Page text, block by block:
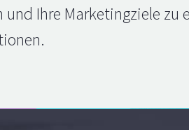
Ihre Marketingziele zu